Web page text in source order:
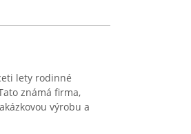
lety rodinné
známá firma,
výrobu a